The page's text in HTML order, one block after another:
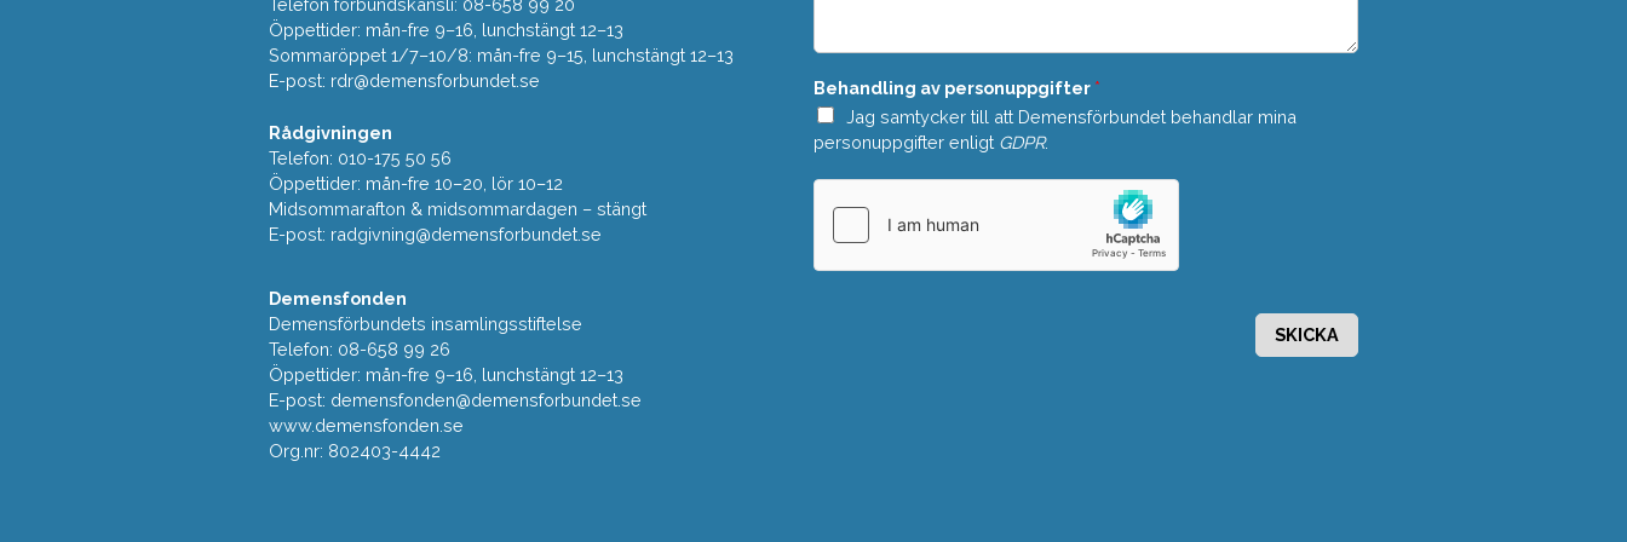
Telefon förbundskansli: 08-658 99 20
Öppettider: mån-fre 9–16, lunchstängt 12–13
Sommaröppet 1/7–10/8: mån-fre 9–15, lunchstängt 12–13
E-post: rdr@demensforbundet.se
Rådgivningen
Telefon: 010-175 50 56
Öppettider: mån-fre 10–20, lör 10–12
Midsommarafton & midsommardagen – stängt
E-post: radgivning@demensforbundet.se
Demensfonden
Demensförbundets insamlingsstiftelse
Telefon: 08-658 99 26
Öppettider: mån-fre 9–16, lunchstängt 12–13
E-post: demensfonden@demensforbundet.se
www.demensfonden.se
Org.nr: 802403-4442
a
d
e
*
Behandling av personuppgifter *
Jag samtycker till att Demensförbundet behandlar mina
personuppgifter enligt GDPR.
SKICKA